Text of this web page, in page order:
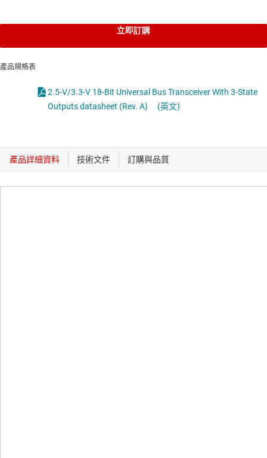
立即訂購
產品規格表
2.5-V/3.3-V 18-Bit Universal Bus Transceiver With 3-State
Outputs datasheet (Rev. A)
(英文)